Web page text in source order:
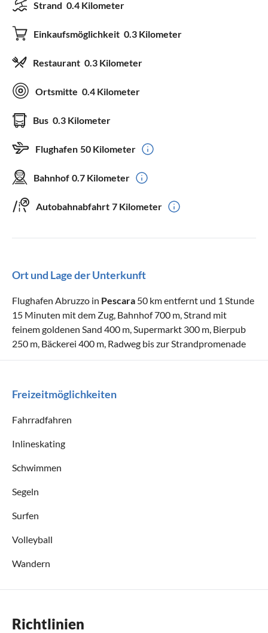
Strand 0.4 Kilometer
Einkaufsmöglichkeit 0.3 Kilometer
Restaurant 0.3 Kilometer
Ortsmitte 0.4 Kilometer
Bus 0.3 Kilometer
Flughafen 50 Kilometer
Bahnhof 0.7 Kilometer
Autobahnabfahrt 7 Kilometer
Ort und Lage der Unterkunft
Flughafen Abruzzo in Pescara 50 km entfernt und 1 Stunde
15 Minuten mit dem Zug, Bahnhof 700 m, Strand mit
feinem goldenen Sand 400 m, Supermarkt 300 m, Bierpub
250 m, Bäckerei 400 m, Radweg bis zur Strandpromenade
Freizeitmöglichkeiten
Fahrradfahren
Inlineskating
Schwimmen
Segeln
Surfen
Volleyball
Wandern
Richtlinien